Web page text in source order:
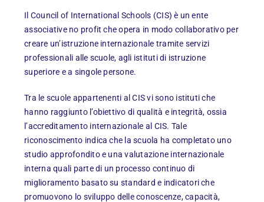
Il Council of International Schools (CIS) è un ente
associative no profit che opera in modo collaborativo per
creare un’istruzione internazionale tramite servizi
professionali alle scuole, agli istituti di istruzione
superiore e a singole persone.
Tra le scuole appartenenti al CIS vi sono istituti che
hanno raggiunto l’obiettivo di qualità e integrità, ossia
l’accreditamento internazionale al CIS. Tale
riconoscimento indica che la scuola ha completato uno
studio approfondito e una valutazione internazionale
interna quali parte di un processo continuo di
miglioramento basato su standard e indicatori che
promuovono lo sviluppo delle conoscenze, capacità,